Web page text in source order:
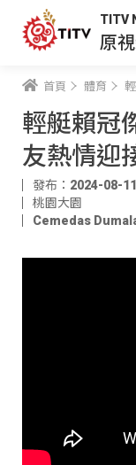
TITV
原
首頁 體育
輕艇賴冠
友熱情迎
發布：2024-08-
桃園大園
Cemedas